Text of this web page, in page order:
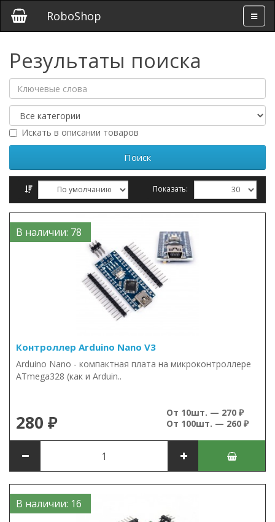
RoboShop
Результаты поиска
Искать в описании товаров
Показать:
В наличии: 78
Контроллер Arduino Nano V3
Arduino Nano - компактная плата на микроконтроллере
ATmega328 (как и Arduin..
280 ₽
От 10шт. — 270 ₽
От 100шт. — 260 ₽
В наличии: 16